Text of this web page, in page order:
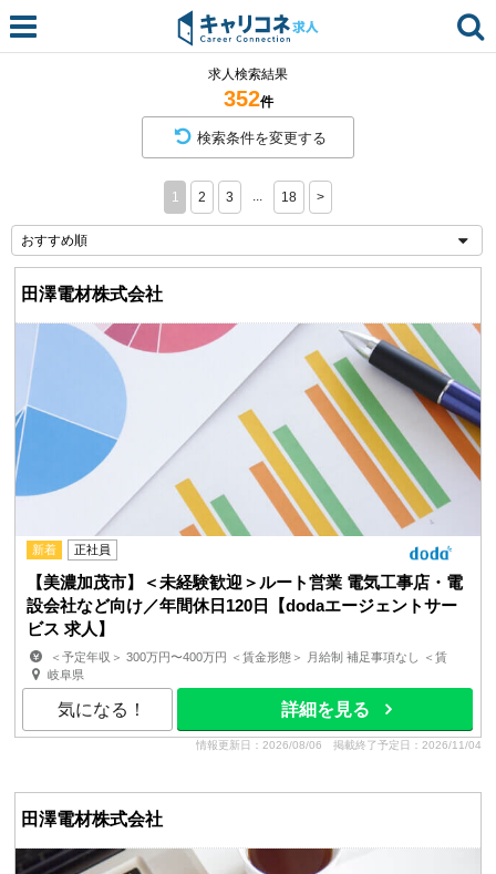
求人検索結果
352件
検索条件を変更する
1 2 3 18 >
田澤電材株式会社
新着 正社員
【美濃加茂市】＜未経験歓迎＞ルート営業 電気工事店・電
設会社など向け／年間休日120日【dodaエージェントサー
ビス 求人】
＜予定年収＞ 300万円〜400万円 ＜賃金形態＞ 月給制 補足事項なし ＜賃
金内訳＞ 月額（基本給）：180,600円〜215,800円 ...
岐阜県
気になる！ 詳細を見る
情報更新日：2026/08/06 掲載終了予定日：2026/11/04
田澤電材株式会社